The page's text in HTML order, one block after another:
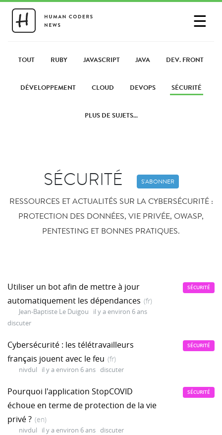
☰
PARTAGER UN LIEN
TOUT RUBY JAVASCRIPT JAVA DEV. FRONT
DÉVELOPPEMENT CLOUD DEVOPS SÉCURITÉ
PLUS DE SUJETS...
SÉCURITÉ S'ABONNER
RESSOURCES ET ACTUALITÉS SUR LA CYBERSÉCURITÉ :
PROTECTION DES DONNÉES, VIE PRIVÉE, OWASP,
PENTESTING ET BONNES PRATIQUES.
Utiliser un bot afin de mettre à jour
automatiquement les dépendances (fr)
Jean-Baptiste Le Duigou
il y a environ 6 ans
discuter
SÉCURITÉ
Cybersécurité : les télétravailleurs
français jouent avec le feu (fr)
nivdul il y a environ 6 ans discuter
SÉCURITÉ
Pourquoi l'application StopCOVID
échoue en terme de protection de la vie
privé ? (en)
nivdul il y a environ 6 ans discuter
SÉCURITÉ